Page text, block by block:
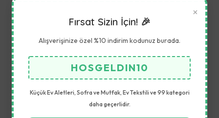
Mısır Patlatma Makinesi
Mutfak Aletleri Mutfak Havlusu Mutfak Robotu
Mutfak Terazisi
Pişirme ve Kızartma Pizza Tavası Plaj Havlusu Rondo
Saç Düzleştirici Saklama Kabı Sefer Tası Sehpa
Şezlong
×
Fırsat Sizin İçin! 🎉
Alışverişinize özel %10 indirim kodunuz burada.
HOSGELDIN10
Küçük Ev Aletleri, Sofra ve Mutfak, Ev Tekstili ve 99 kategori
daha geçerlidir.